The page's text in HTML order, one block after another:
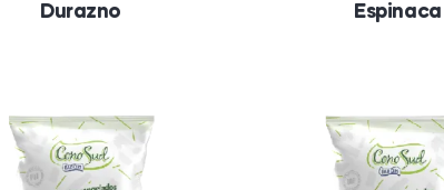
Durazno Espinaca